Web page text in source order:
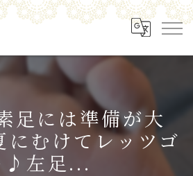
足には準備が大
にむけてレッツゴ
♪左足...